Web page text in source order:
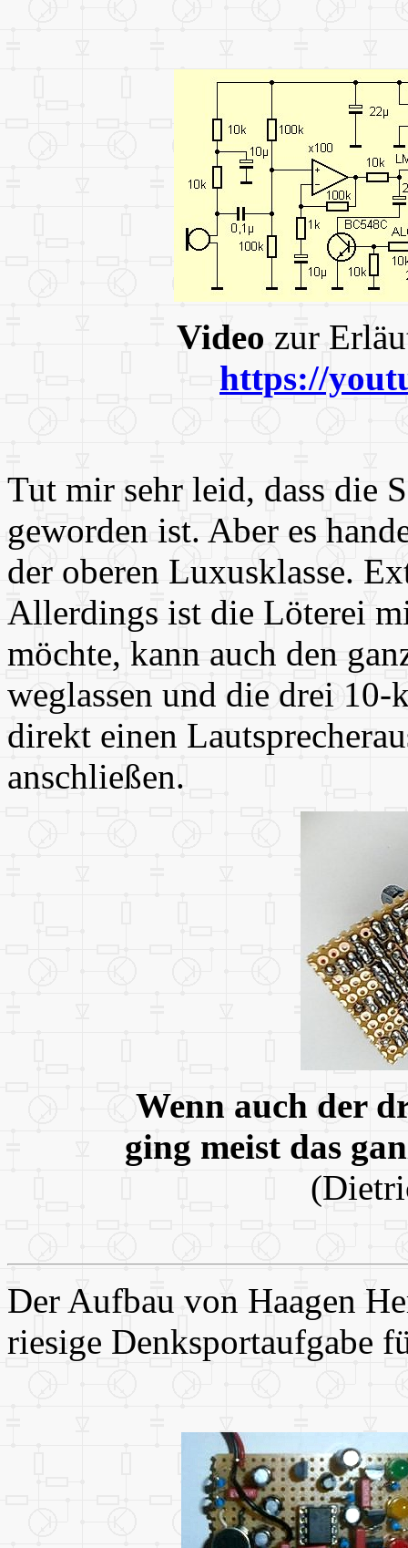
Video zur
https://
Tut mir sehr leid, dass die
geworden ist. Aber es
der oberen Luxusklasse.
Allerdings ist die Löterei
möchte, kann auch den
weglassen und die drei
direkt einen
anschließen.
Wenn auch der
ging meist das
Der Aufbau von Haagen
riesige Denksportaufgabe